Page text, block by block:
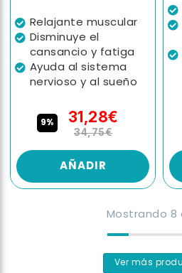
Relajante muscular
Disminuye el
cansancio y fatiga
Ayuda al sistema
nervioso y al sueño
9% 31,28€
34,75€
AÑADIR
Mostrando 8
Ver más